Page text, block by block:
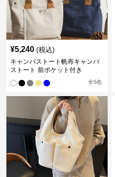
¥5,240 (税込)
キャンバストート帆布キャンバ
ストート 前ポケット付き
全5色